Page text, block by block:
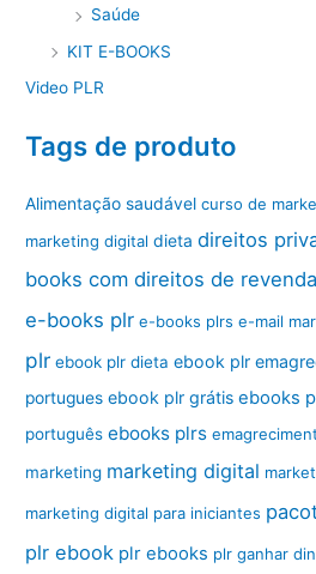
Saúde
KIT E-BOOKS
Video PLR
Tags de produto
Alimentação saudável curso de
marketing digital dieta direitos
books com direitos de revenda
e-books plr e-books plrs e-mail
plr ebook plr dieta ebook plr
portugues ebook plr grátis ebooks
português ebooks plrs
marketing marketing digital
marketing digital para iniciantes
plr ebook plr ebooks plr ganhar